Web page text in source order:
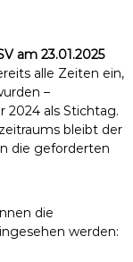
am 23.01.2025
alle Zeiten ein,
–
2024 als Stichtag.
bleibt der
die geforderten
die
werden: